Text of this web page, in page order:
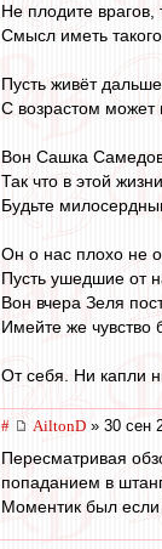
Не плодите
Смысл иметь
Пусть живёт
С возрастом может
Вон Сашка
Так что в этой
Будьте
Он о нас плохо не
Пусть ушедшие от
Вон вчера Зеля
Имейте же чувство
От себя. Ни капли
# AiltonD » 30 сен
Пересматривая
попаданием в
Моментик был если